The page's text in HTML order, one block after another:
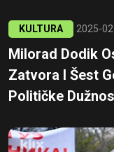
KULTURA 2025-
Milorad Dodik
Zatvora I Šest
Političke